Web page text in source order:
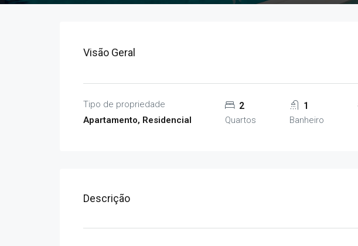
Visão Geral
Tipo de propriedade
Apartamento, Residencial
2
Quartos
1
Banheiro